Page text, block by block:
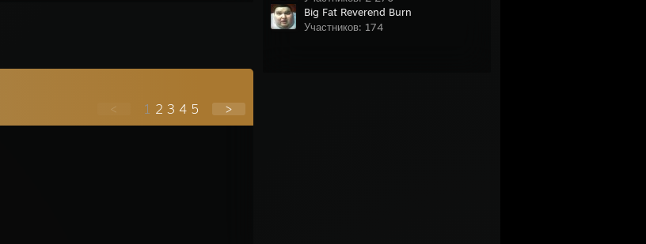
Big Fat Reverend Burn
Участников: 174
< 1 2 3 4 5 >